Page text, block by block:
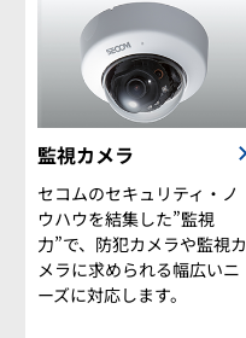
監視カメラ
セコムのセキュリティ・ノ
ウハウを結集した”監視
力”で、防犯カメラや監視カ
メラに求められる幅広いニ
ーズに対応します。